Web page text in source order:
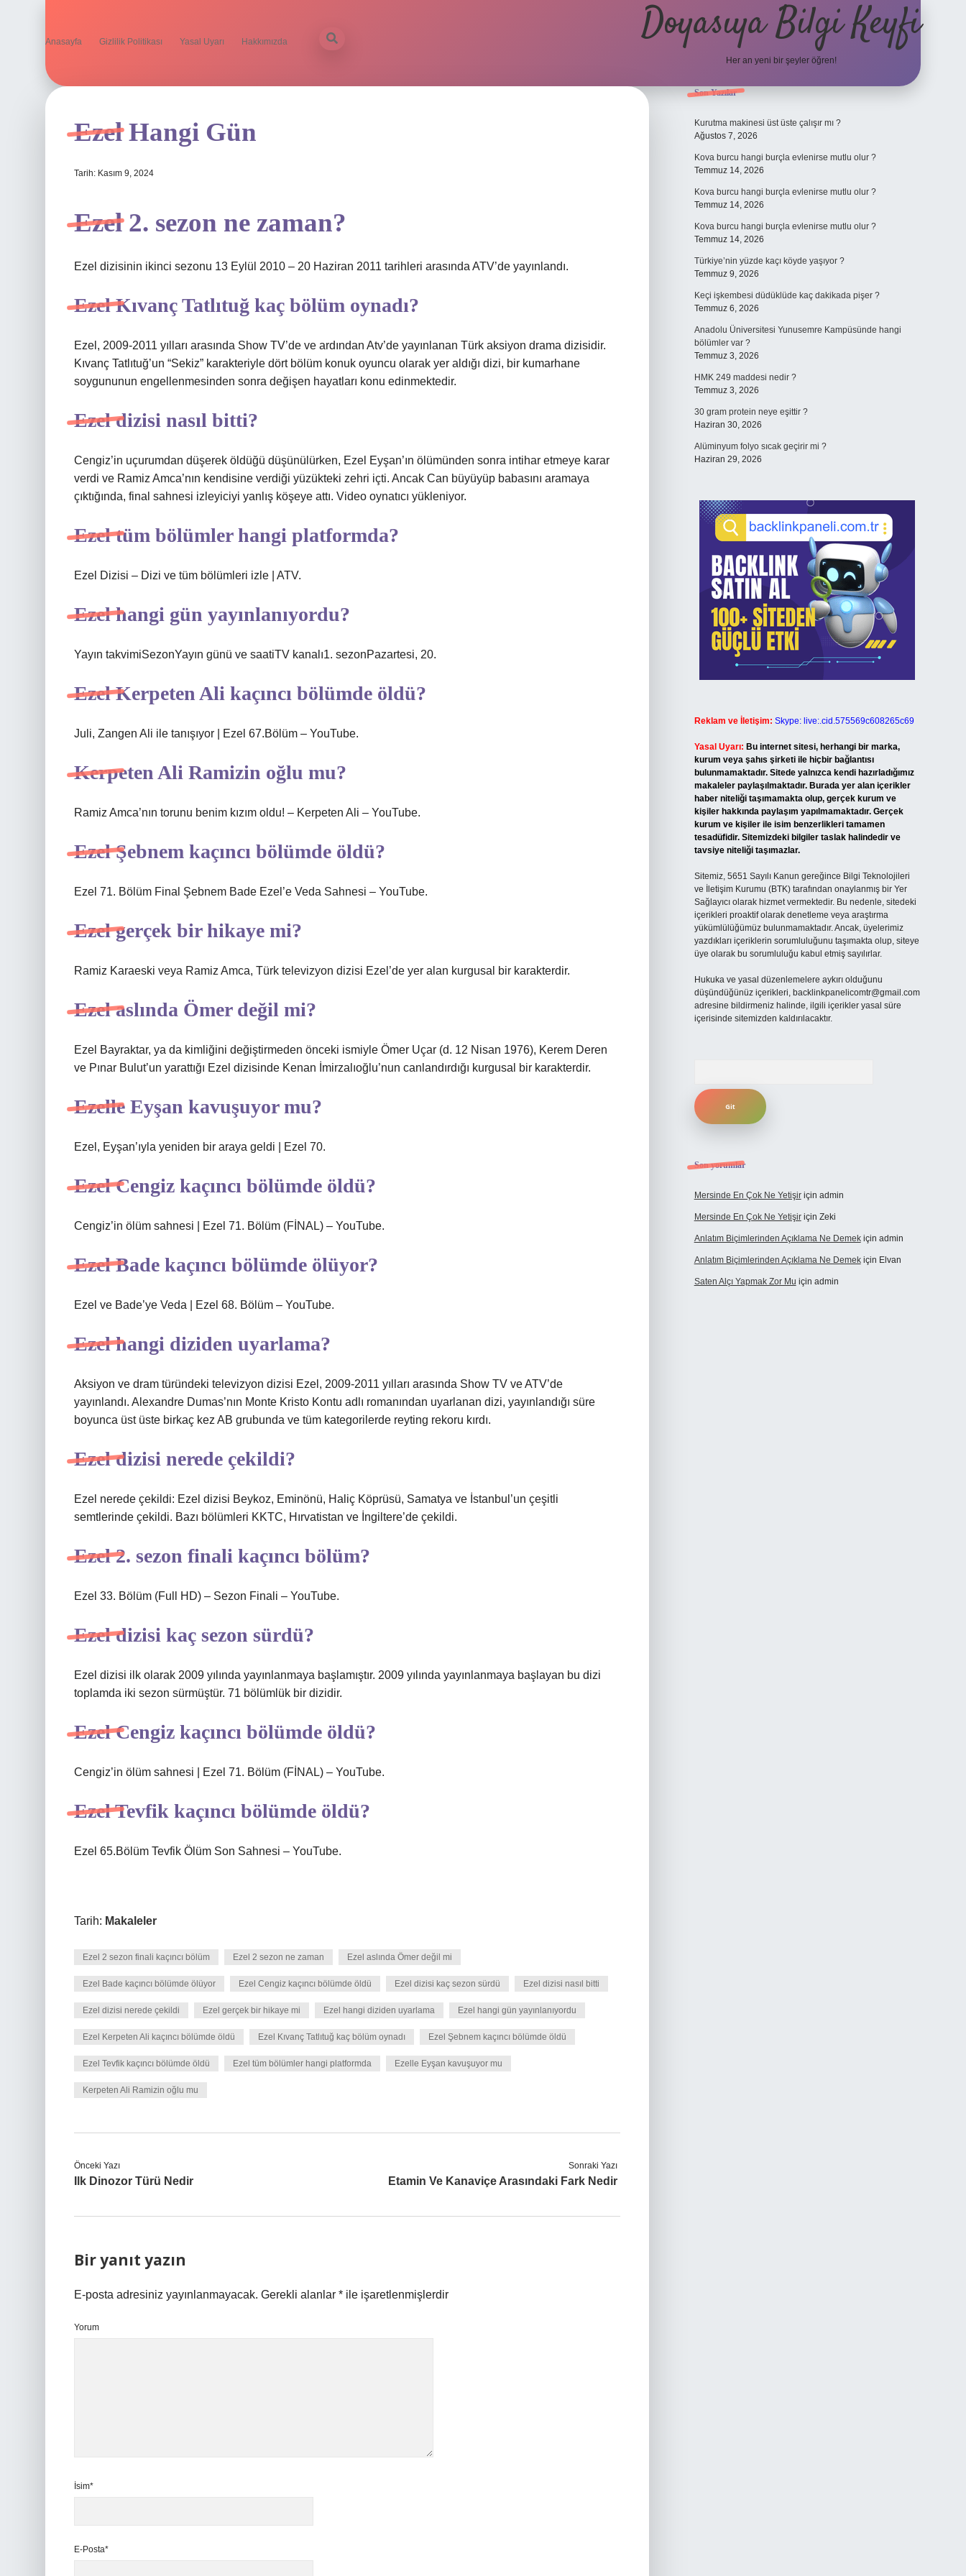
Anasayfa Gizlilik Politikası Yasal Uyarı Hakkımızda Doyasıya Bilgi Keyfi
Her an yeni bir şeyler öğren!
Ezel Hangi Gün
Tarih: Kasım 9, 2024
Ezel 2. sezon ne zaman?
Ezel dizisinin ikinci sezonu 13 Eylül 2010 – 20 Haziran 2011 tarihleri ​​arasında ATV’de yayınlandı.
Ezel Kıvanç Tatlıtuğ kaç bölüm oynadı?
Ezel, 2009-2011 yılları arasında Show TV’de ve ardından Atv’de yayınlanan Türk aksiyon drama dizisidir.
Kıvanç Tatlıtuğ’un “Sekiz” karakteriyle dört bölüm konuk oyuncu olarak yer aldığı dizi, bir kumarhane
soygununun engellenmesinden sonra değişen hayatları konu edinmektedir.
Ezel dizisi nasıl bitti?
Cengiz’in uçurumdan düşerek öldüğü düşünülürken, Ezel Eyşan’ın ölümünden sonra intihar etmeye karar
verdi ve Ramiz Amca’nın kendisine verdiği yüzükteki zehri içti. Ancak Can büyüyüp babasını aramaya
çıktığında, final sahnesi izleyiciyi yanlış köşeye attı. Video oynatıcı yükleniyor.
Ezel tüm bölümler hangi platformda?
Ezel Dizisi – Dizi ve tüm bölümleri izle | ATV.
Ezel hangi gün yayınlanıyordu?
Yayın takvimiSezonYayın günü ve saatiTV kanalı1. sezonPazartesi, 20.
Ezel Kerpeten Ali kaçıncı bölümde öldü?
Juli, Zangen Ali ile tanışıyor | Ezel 67.Bölüm – YouTube.
Kerpeten Ali Ramizin oğlu mu?
Ramiz Amca’nın torunu benim kızım oldu! – Kerpeten Ali – YouTube.
Ezel Şebnem kaçıncı bölümde öldü?
Ezel 71. Bölüm Final Şebnem Bade Ezel’e Veda Sahnesi – YouTube.
Ezel gerçek bir hikaye mi?
Ramiz Karaeski veya Ramiz Amca, Türk televizyon dizisi Ezel’de yer alan kurgusal bir karakterdir.
Ezel aslında Ömer değil mi?
Ezel Bayraktar, ya da kimliğini değiştirmeden önceki ismiyle Ömer Uçar (d. 12 Nisan 1976), Kerem Deren
ve Pınar Bulut’un yarattığı Ezel dizisinde Kenan İmirzalıoğlu’nun canlandırdığı kurgusal bir karakterdir.
Ezelle Eyşan kavuşuyor mu?
Ezel, Eyşan’ıyla yeniden bir araya geldi | Ezel 70.
Ezel Cengiz kaçıncı bölümde öldü?
Cengiz’in ölüm sahnesi | Ezel 71. Bölüm (FİNAL) – YouTube.
Ezel Bade kaçıncı bölümde ölüyor?
Ezel ve Bade’ye Veda | Ezel 68. Bölüm – YouTube.
Ezel hangi diziden uyarlama?
Aksiyon ve dram türündeki televizyon dizisi Ezel, 2009-2011 yılları arasında Show TV ve ATV’de
yayınlandı. Alexandre Dumas’nın Monte Kristo Kontu adlı romanından uyarlanan dizi, yayınlandığı süre
boyunca üst üste birkaç kez AB grubunda ve tüm kategorilerde reyting rekoru kırdı.
Ezel dizisi nerede çekildi?
Ezel nerede çekildi: Ezel dizisi Beykoz, Eminönü, Haliç Köprüsü, Samatya ve İstanbul’un çeşitli
semtlerinde çekildi. Bazı bölümleri KKTC, Hırvatistan ve İngiltere’de çekildi.
Ezel 2. sezon finali kaçıncı bölüm?
Ezel 33. Bölüm (Full HD) – Sezon Finali – YouTube.
Ezel dizisi kaç sezon sürdü?
Ezel dizisi ilk olarak 2009 yılında yayınlanmaya başlamıştır. 2009 yılında yayınlanmaya başlayan bu dizi
toplamda iki sezon sürmüştür. 71 bölümlük bir dizidir.
Ezel Cengiz kaçıncı bölümde öldü?
Cengiz’in ölüm sahnesi | Ezel 71. Bölüm (FİNAL) – YouTube.
Ezel Tevfik kaçıncı bölümde öldü?
Ezel 65.Bölüm Tevfik Ölüm Son Sahnesi – YouTube.
Tarih: Makaleler
Ezel 2 sezon finali kaçıncı bölüm Ezel 2 sezon ne zaman Ezel aslında Ömer değil mi
Ezel Bade kaçıncı bölümde ölüyor Ezel Cengiz kaçıncı bölümde öldü Ezel dizisi kaç sezon sürdü Ezel dizisi nasıl bitti
Ezel dizisi nerede çekildi Ezel gerçek bir hikaye mi Ezel hangi diziden uyarlama Ezel hangi gün yayınlanıyordu
Ezel Kerpeten Ali kaçıncı bölümde öldü Ezel Kıvanç Tatlıtuğ kaç bölüm oynadı Ezel Şebnem kaçıncı bölümde öldü
Ezel Tevfik kaçıncı bölümde öldü Ezel tüm bölümler hangi platformda Ezelle Eyşan kavuşuyor mu
Kerpeten Ali Ramizin oğlu mu
Önceki Yazı
Ilk Dinozor Türü Nedir
Sonraki Yazı
Etamin Ve Kanaviçe Arasındaki Fark Nedir
Bir yanıt yazın
E-posta adresiniz yayınlanmayacak. Gerekli alanlar * ile işaretlenmişlerdir
Yorum
İsim*
E-Posta*
Sidebar
Son Yazılar
Kurutma makinesi üst üste çalışır mı ?
Ağustos 7, 2026
Kova burcu hangi burçla evlenirse mutlu olur ?
Temmuz 14, 2026
Kova burcu hangi burçla evlenirse mutlu olur ?
Temmuz 14, 2026
Kova burcu hangi burçla evlenirse mutlu olur ?
Temmuz 14, 2026
Türkiye’nin yüzde kaçı köyde yaşıyor ?
Temmuz 9, 2026
Keçi işkembesi düdüklüde kaç dakikada pişer ?
Temmuz 6, 2026
Anadolu Üniversitesi Yunusemre Kampüsünde hangi
bölümler var ?
Temmuz 3, 2026
HMK 249 maddesi nedir ?
Temmuz 3, 2026
30 gram protein neye eşittir ?
Haziran 30, 2026
Alüminyum folyo sıcak geçirir mi ?
Haziran 29, 2026
Reklam ve İletişim: Skype: live:.cid.575569c608265c69
Yasal Uyarı: Bu internet sitesi, herhangi bir marka,
kurum veya şahıs şirketi ile hiçbir bağlantısı
bulunmamaktadır. Sitede yalnızca kendi hazırladığımız
makaleler paylaşılmaktadır. Burada yer alan içerikler
haber niteliği taşımamakta olup, gerçek kurum ve
kişiler hakkında paylaşım yapılmamaktadır. Gerçek
kurum ve kişiler ile isim benzerlikleri tamamen
tesadüfidir. Sitemizdeki bilgiler taslak halindedir ve
tavsiye niteliği taşımazlar.
Sitemiz, 5651 Sayılı Kanun gereğince Bilgi Teknolojileri
ve İletişim Kurumu (BTK) tarafından onaylanmış bir Yer
Sağlayıcı olarak hizmet vermektedir. Bu nedenle, sitedeki
içerikleri proaktif olarak denetleme veya araştırma
yükümlülüğümüz bulunmamaktadır. Ancak, üyelerimiz
yazdıkları içeriklerin sorumluluğunu taşımakta olup, siteye
üye olarak bu sorumluluğu kabul etmiş sayılırlar.
Hukuka ve yasal düzenlemelere aykırı olduğunu
düşündüğünüz içerikleri, backlinkpanelicomtr@gmail.com
adresine bildirmeniz halinde, ilgili içerikler yasal süre
içerisinde sitemizden kaldırılacaktır.
Son yorumlar
Mersinde En Çok Ne Yetişiriçin admin
Mersinde En Çok Ne Yetişiriçin Zeki
Anlatım Biçimlerinden Açıklama Ne Demekiçin admin
Anlatım Biçimlerinden Açıklama Ne Demekiçin Elvan
Saten Alçı Yapmak Zor Mu için admin